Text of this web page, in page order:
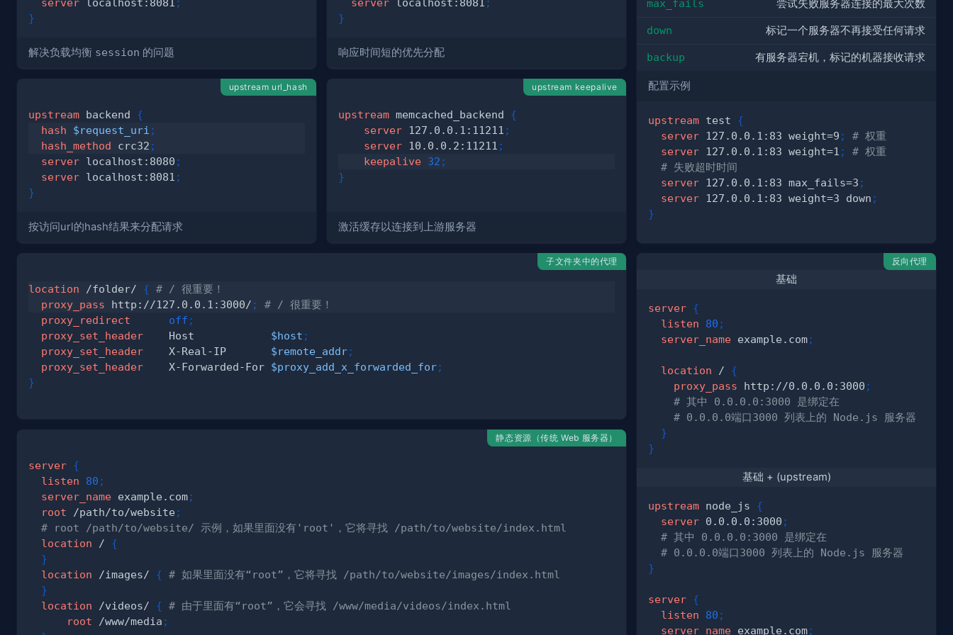
}
解决负载均衡 session 的问题
}
响应时间短的优先分配
max_fails 尝试失败服务器连接的最大次数
down 标记一个服务器不再接受任何请求
backup 有服务器宕机，标记的机器接收请求
配置示例
upstream test
{
server 127.0.0.1:83 weight=9 ;
# 权重
server 127.0.0.1:83 weight=1 ;
# 权重
# 失败超时时间
server 127.0.0.1:83 max_fails=3 ;
server 127.0.0.1:83 weight=3 down ;
}
upstream url_hash
upstream backend
{
hash
$request_uri ;
hash_method crc32 ;
server localhost:8080 ;
server localhost:8081 ;
}
按访问url的hash结果来分配请求
upstream keepalive
upstream memcached_backend
{
server 127.0.0.1:11211 ;
server 10.0.0.2:11211 ;
keepalive 32 ;
}
激活缓存以连接到上游服务器
子文件夹中的代理
location /folder/ { # / 很重要！
proxy_pass http://127.0.0.1:3000/ ;
# / 很重要！
proxy_redirect
off ;
proxy_set_header
    Host
$host ;
proxy_set_header
    X-Real-IP
$remote_addr;
proxy_set_header
    X-Forwarded-For
$proxy_add_x_forwarded_for;
}
反向代理
基础
server {
listen
80 ;
server_name example.com;
location /
{
proxy_pass http://0.0.0.0:3000 ;
# 其中 0.0.0.0:3000 是绑定在
# 0.0.0.0端口3000 列表上的 Node.js 服务器
}
}
基础 + (upstream)
upstream node_js
{
server 0.0.0.0:3000 ;
# 其中 0.0.0.0:3000 是绑定在
# 0.0.0.0端口3000 列表上的 Node.js 服务器
}
server {
listen
80 ;
server_name example.com;
静态资源（传统 Web 服务器）
server {
listen
80 ;
server_name example.com;
root /path/to/website ;
# root /path/to/website/ 示例，如果里面没有'root'，它将寻找 /path/to/website/index.html
location /
{
}
location /images/ { # 如果里面没有“root”，它将寻找 /path/to/website/images/index.html
}
location /videos/ { # 由于里面有“root”，它会寻找 /www/media/videos/index.html
root /www/media ;